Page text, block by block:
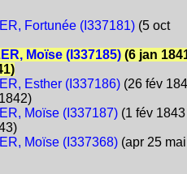
Fortunée (I337181)(5 oct
Moïse (I337185)(6 jan
Esther (I337186)(26 fév
Moïse (I337187)(1 fév 1843
Moïse (I337368)(apr 25 mai